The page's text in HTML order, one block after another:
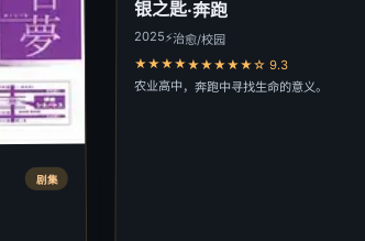
剧集
银之匙·奔跑
2025⚡治愈/校园
★★★★★★★★★☆ 9.3
农业高中，奔跑中寻找生命的意义。